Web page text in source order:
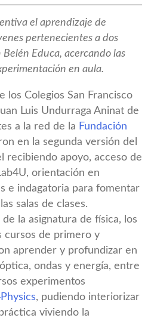
el aprendizaje de
pertenecientes a dos
Educa, acercando las
en aula.
los Colegios San Francisco
Luis Undurraga Aninat de
a la red de la Fundación
en la segunda versión del
recibiendo apoyo, acceso de
orientación en
e indagatoria para fomentar
salas de clases.
la asignatura de física, los
cursos de primero y
aprender y profundizar en
ondas y energía, entre
experimentos
, pudiendo interiorizar
viviendo la